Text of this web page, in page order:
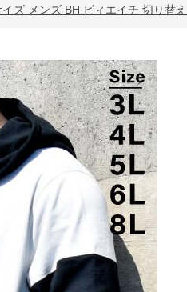
イズ メンズ BH ビィエイチ 切り替